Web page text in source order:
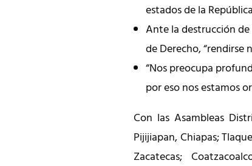
estados de la
Ante la destrucción
de Derecho, “rendirse
“Nos preocupa
por eso nos estamos
Con las Asambleas
Pijijiapan, Chiapas;
Zacatecas;